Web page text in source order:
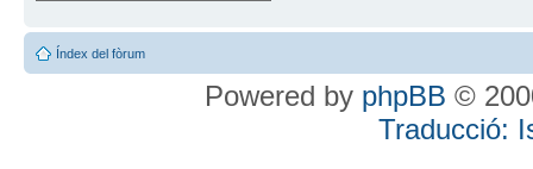
Índex del fòrum
Powered by phpBB ©
Traducció: